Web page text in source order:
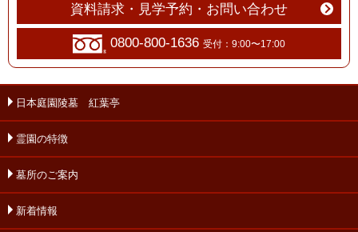
資料請求・見学予約・お問い合わせ
0800-800-1636 受付：9:00〜17:00
日本庭園陵墓 紅葉亭
霊園の特徴
墓所のご案内
新着情報